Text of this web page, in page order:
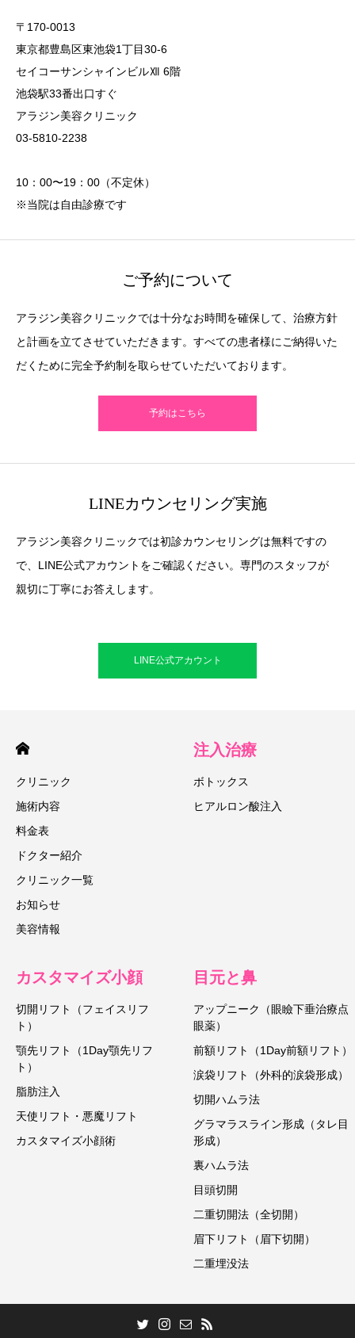
〒170-0013
東京都豊島区東池袋1丁目30-6
セイコーサンシャインビルⅫ 6階
池袋駅33番出口すぐ
アラジン美容クリニック
03-5810-2238
10：00〜19：00（不定休）
※当院は自由診療です
ご予約について
アラジン美容クリニックでは十分なお時間を確保して、治療方針
と計画を立てさせていただきます。すべての患者様にご納得いた
だくために完全予約制を取らせていただいております。
予約はこちら
LINEカウンセリング実施
アラジン美容クリニックでは初診カウンセリングは無料ですの
で、LINE公式アカウントをご確認ください。専門のスタッフが
親切に丁寧にお答えします。
LINE公式アカウント
クリニック
施術内容
料金表
ドクター紹介
クリニック一覧
お知らせ
美容情報
注入治療
ボトックス
ヒアルロン酸注入
カスタマイズ小顔
切開リフト（フェイスリフ
ト）
顎先リフト（1Day顎先リフ
ト）
脂肪注入
天使リフト・悪魔リフト
カスタマイズ小顔術
目元と鼻
アップニーク（眼瞼下垂治療点
眼薬）
前額リフト（1Day前額リフト）
涙袋リフト（外科的涙袋形成）
切開ハムラ法
グラマラスライン形成（タレ目
形成）
裏ハムラ法
目頭切開
二重切開法（全切開）
眉下リフト（眉下切開）
二重埋没法